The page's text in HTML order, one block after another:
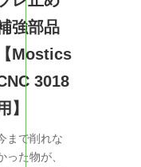
強部品
【Mostics
3018
】
まで削れな
った物が、